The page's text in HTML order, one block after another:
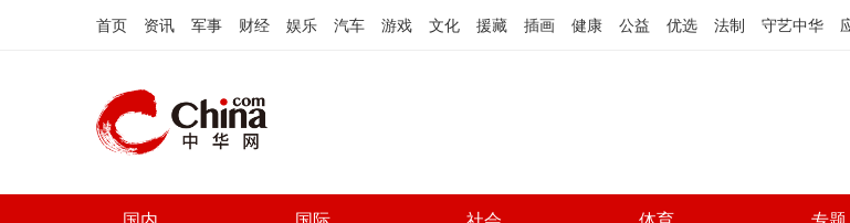
首页 资讯 军事 财经 娱乐 汽车 游戏 文化 援藏 插画 健康 公益 优选 法制 守艺中华